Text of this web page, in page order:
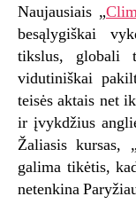
Naujausiais „
besąlygiškai
tikslus, globali
vidutiniškai
teisės aktais net
ir įvykdžius
Žaliasis kursas,
galima tikėtis,
netenkina